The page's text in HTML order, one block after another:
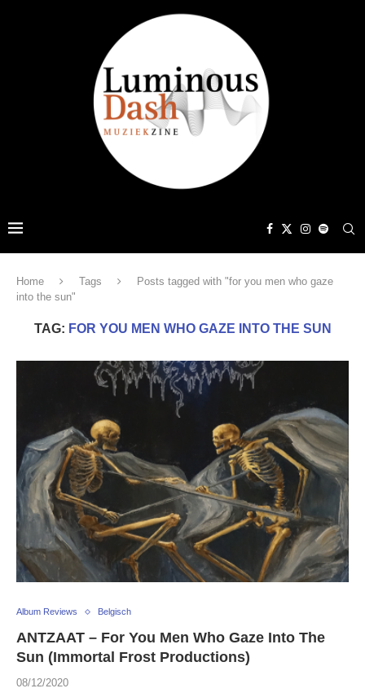
Home Tags
Posts tagged with "for you men who gaze
into the sun"
TAG: FOR YOU MEN WHO GAZE INTO THE SUN
Album Reviews Belgisch
ANTZAAT – For You Men Who Gaze Into The
Sun (Immortal Frost Productions)
08/12/2020